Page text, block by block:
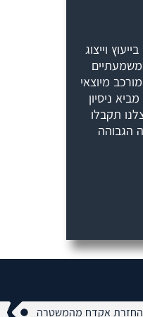
וייצוג
מיוצאי
ניסיון
תקבלו
הגבוהה
החזרת אקדח מהמשטרה